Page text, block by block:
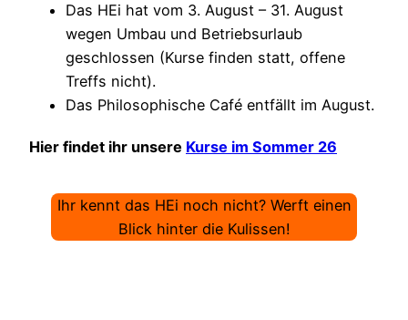
Das HEi hat vom 3. August – 31. August
wegen Umbau und Betriebsurlaub
geschlossen (Kurse finden statt, offene
Treffs nicht).
Das Philosophische Café entfällt im August.
Hier findet ihr unsere Kurse im Sommer 26
Ihr kennt das HEi noch nicht? Werft einen
Blick hinter die Kulissen!